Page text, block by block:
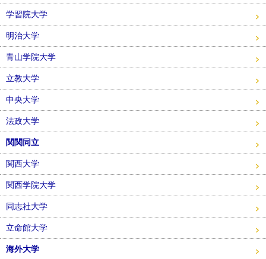
学習院大学
明治大学
青山学院大学
立教大学
中央大学
法政大学
関関同立
関西大学
関西学院大学
同志社大学
立命館大学
海外大学